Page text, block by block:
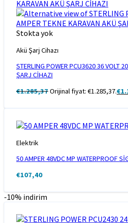
Stokta yok
Akü Şarj Cihazı
STERLING POWER PCU3620 36 VOLT
ŞARJ CİHAZI
€1.285,37Orijinal fiyat: €1.285,37.€
Elektrik
50 AMPER 48VDC MP WATERPROOF
€107,40
-10% indirim